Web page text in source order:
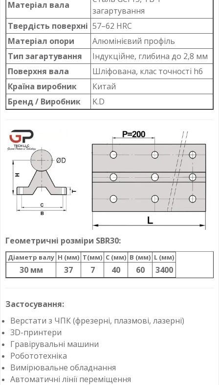
Матеріал вала
загартування
Твердість поверхні 57–62 HRC
Матеріал опори
Алюмінієвий профіль
Тип загартування
Індукційне, глибина до 2,8 мм
Поверхня вала
Шліфована, клас точності h6
Країна виробник
Китай
Бренд / Виробник
K.D
Геометричні розміри SBR30:
Діаметр валу H (мм) T(мм) C (мм) B (мм) L (мм)
30 мм 37 7 40 60 3400
Застосування:
Верстати з ЧПК (фрезерні, плазмові, лазерні)
3D-принтери
Гравірувальні машини
Робототехніка
Вимірювальне обладнання
Автоматичні лінії переміщення